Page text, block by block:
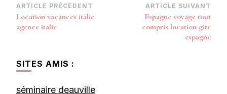
Navigation
d’article
ARTICLE PRÉCÉDENT
Location vacances italie
agence italie
ARTICLE SUIVANT
Espagne voyage tout
compris location gite
espagne
SITES AMIS :
séminaire deauville